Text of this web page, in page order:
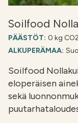
Soilfood
PÄÄSTÖT: 0 kg
ALKUPERÄMAA:
Soilfood
eloperäisen
sekä